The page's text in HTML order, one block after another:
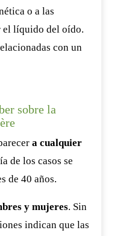
o a las
el líquido del oído.
con un
sobre la
a cualquier
de los casos se
de 40 años.
y mujeres. Sin
indican que las